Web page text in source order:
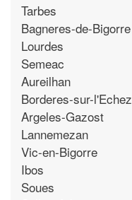
Tarbes
Bagneres-de-Bigorre
Lourdes
Semeac
Aureilhan
Borderes-sur-l'Echez
Argeles-Gazost
Lannemezan
Vic-en-Bigorre
Ibos
Soues